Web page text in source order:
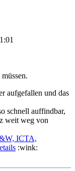
aufgefallen und das
schnell auffindbar,
weit weg von
ICTA,
:wink: